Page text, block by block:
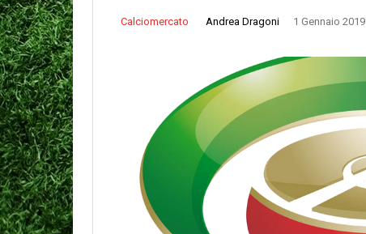
Calciomercato Andrea Dragoni 1 Gennaio 2019